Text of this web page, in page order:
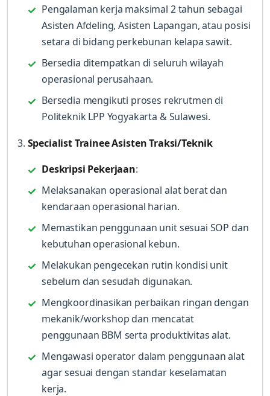
Pengalaman kerja maksimal 2 tahun sebagai
Asisten Afdeling, Asisten Lapangan, atau posisi
setara di bidang perkebunan kelapa sawit.
Bersedia ditempatkan di seluruh wilayah
operasional perusahaan.
Bersedia mengikuti proses rekrutmen di
Politeknik LPP Yogyakarta & Sulawesi.
3. Specialist Trainee Asisten Traksi/Teknik
Deskripsi Pekerjaan:
Melaksanakan operasional alat berat dan
kendaraan operasional harian.
Memastikan penggunaan unit sesuai SOP dan
kebutuhan operasional kebun.
Melakukan pengecekan rutin kondisi unit
sebelum dan sesudah digunakan.
Mengkoordinasikan perbaikan ringan dengan
mekanik/workshop dan mencatat
penggunaan BBM serta produktivitas alat.
Mengawasi operator dalam penggunaan alat
agar sesuai dengan standar keselamatan
kerja.